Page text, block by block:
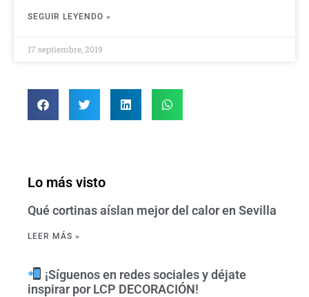
SEGUIR LEYENDO »
17 septiembre, 2019
Lo más visto
Qué cortinas aíslan mejor del calor en Sevilla
LEER MÁS »
¡Síguenos en redes sociales y déjate
inspirar por LCP DECORACIÓN!